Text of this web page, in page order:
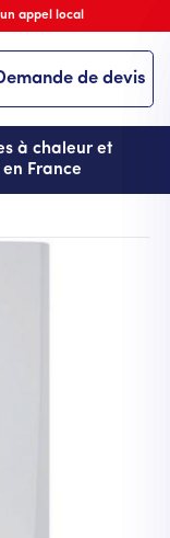
appel local
de devis
à chaleur et
France